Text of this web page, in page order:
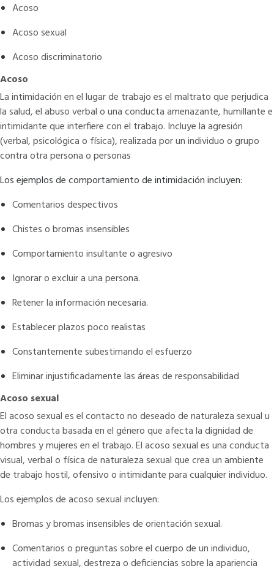
Acoso
Acoso sexual
Acoso discriminatorio
Acoso
La intimidación en el lugar de trabajo es el maltrato que perjudica
la salud, el abuso verbal o una conducta amenazante, humillante e
intimidante que interfiere con el trabajo. Incluye la agresión
(verbal, psicológica o física), realizada por un individuo o grupo
contra otra persona o personas
Los ejemplos de comportamiento de intimidación incluyen:
Comentarios despectivos
Chistes o bromas insensibles
Comportamiento insultante o agresivo
Ignorar o excluir a una persona.
Retener la información necesaria.
Establecer plazos poco realistas
Constantemente subestimando el esfuerzo
Eliminar injustificadamente las áreas de responsabilidad
Acoso sexual
El acoso sexual es el contacto no deseado de naturaleza sexual u
otra conducta basada en el género que afecta la dignidad de
hombres y mujeres en el trabajo. El acoso sexual es una conducta
visual, verbal o física de naturaleza sexual que crea un ambiente
de trabajo hostil, ofensivo o intimidante para cualquier individuo.
Los ejemplos de acoso sexual incluyen:
Bromas y bromas insensibles de orientación sexual.
Comentarios o preguntas sobre el cuerpo de un individuo,
actividad sexual, destreza o deficiencias sobre la apariencia